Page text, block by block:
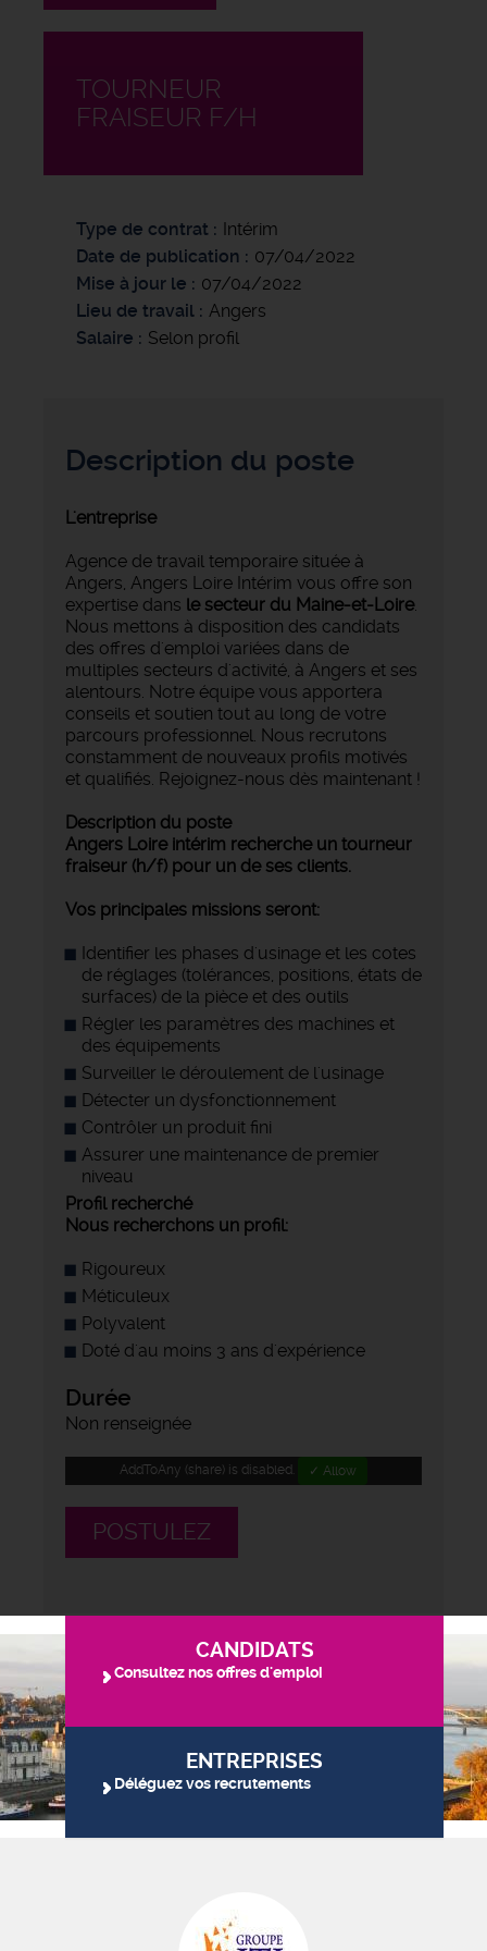
TOURNEUR
FRAISEUR F/H
Type de contrat
Intérim
Date de publication
07/04/2022
Mise à jour le
07/04/2022
Lieu de travail
Angers
Salaire
Selon profil
Description du poste
L'entreprise
Agence de travail temporaire située à
Angers, Angers Loire Intérim vous offre son
expertise dans le secteur du Maine-et-Loire.
Nous mettons à disposition des candidats
des offres d'emploi variées dans de
multiples secteurs d'activité, à Angers et ses
alentours. Notre équipe vous apportera
conseils et soutien tout au long de votre
parcours professionnel. Nous recrutons
constamment de nouveaux profils motivés
et qualifiés. Rejoignez-nous dès maintenant !
Description du poste
Angers Loire intérim recherche un tourneur
fraiseur (h/f) pour un de ses clients.
Vos principales missions seront:
Identifier les phases d'usinage et les cotes
de réglages (tolérances, positions, états de
surfaces) de la pièce et des outils
Régler les paramètres des machines et
des équipements
Surveiller le déroulement de l'usinage
Détecter un dysfonctionnement
Contrôler un produit fini
Assurer une maintenance de premier
niveau
Profil recherché
Nous recherchons un profil:
Rigoureux
Méticuleux
Polyvalent
Doté d'au moins 3 ans d'expérience
Durée
Non renseignée
AddToAny (share) is disabled. ✓ Allow
POSTULEZ
CANDIDATS
Consultez nos offres d'emploi
ENTREPRISES
Déléguez vos recrutements